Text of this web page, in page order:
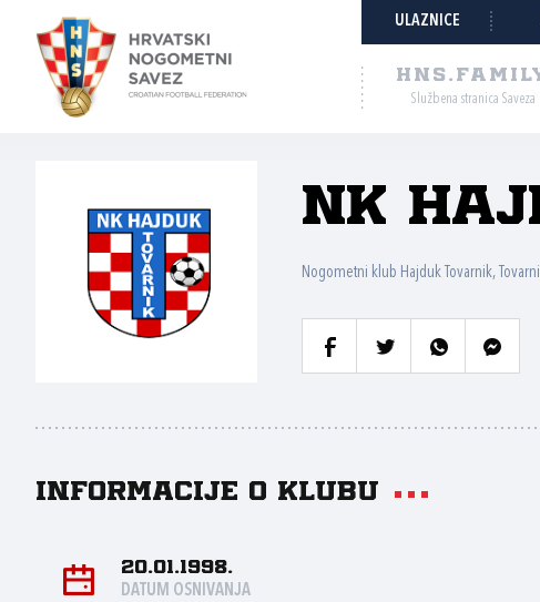
ULAZNICE
Službena stranica Saveza
NK
Nogometni klub Hajduk Tovarnik,
Informacije o klubu
20.01.1998.
DATUM OSNIVANJA